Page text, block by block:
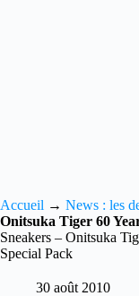
Accueil → News : les
Onitsuka Tiger 60
Sneakers – Onitsuka
Special Pack
30 août 2010